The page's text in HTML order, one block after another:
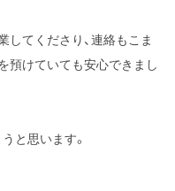
してくださり、連絡もこま
預けていても安心できまし
と思います。